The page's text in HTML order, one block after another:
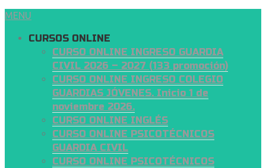
MENU
CURSOS ONLINE
CURSO ONLINE INGRESO GUARDIA
CIVIL 2026 – 2027 (133 promoción)
CURSO ONLINE INGRESO COLEGIO
GUARDIAS JÓVENES. Inicio 1 de
noviembre 2026.
CURSO ONLINE INGLÉS
CURSO ONLINE PSICOTÉCNICOS
GUARDIA CIVIL
CURSO ONLINE PSICOTÉCNICOS